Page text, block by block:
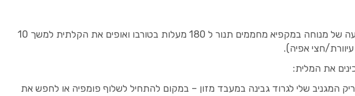
לאחר חצי שעה של מנוחה במקפיא מחממים תנור ל 180 מעלות בטורבו ואופים את הקלתית למשך 10
חצי אפיה).
את המלית:
המגניב שלי לגרוד גבינה במעבד מזון – במקום להתחיל לשלוף פומפיה או לחפש את